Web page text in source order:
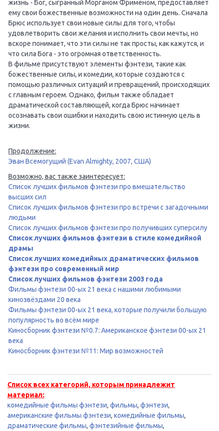
жизнь - Бог, сыгранный Морганом Фрименом, предоставляет
ему свои божественные возможности на один день. Сначала
Брюс использует свои новые силы для того, чтобы
удовлетворить свои желания и исполнить свои мечты, но
вскоре понимает, что эти силы не так просты, как кажутся, и
что сила Бога - это огромная ответственность.
В фильме присутствуют элементы фэнтези, такие как
божественные силы, и комедии, которые создаются с
помощью различных ситуаций и превращений, происходящих
с главным героем. Однако, фильм также обладает
драматической составляющей, когда Брюс начинает
осознавать свои ошибки и находить свою истинную цель в
жизни.
Продолжение:
Эван Всемогущий (Evan Almighty, 2007, США)
Возможно, вас также заинтересует:
Список лучших фильмов фэнтези про вмешательство
высших сил
Список лучших фильмов фэнтези про встречи с загадочными
людьми
Список лучших фильмов фэнтези про получивших суперсилу
Список лучших фильмов фэнтези в стиле комедийной
драмы
Список лучших комедийных драматических фильмов
фэнтези про современный мир
Список лучших фильмов фэнтези 2003 года
Фильмы фэнтези 00-ых 21 века с нашими любимыми
кинозвёздами 20 века
Фильмы фэнтези 00-ых 21 века, которые получили большую
популярность во всём мире
Киносборник фэнтези №0.7: Американское фэнтези 00-ых 21
века
Киносборник фэнтези №11: Мир возможностей
Список всех категорий, которым принадлежит
материал:
комедийные фильмы фэнтези, фильмы, фэнтези,
американские фильмы фэнтези, комедийные фильмы,
драматические фильмы, фэнтезийные фильмы,